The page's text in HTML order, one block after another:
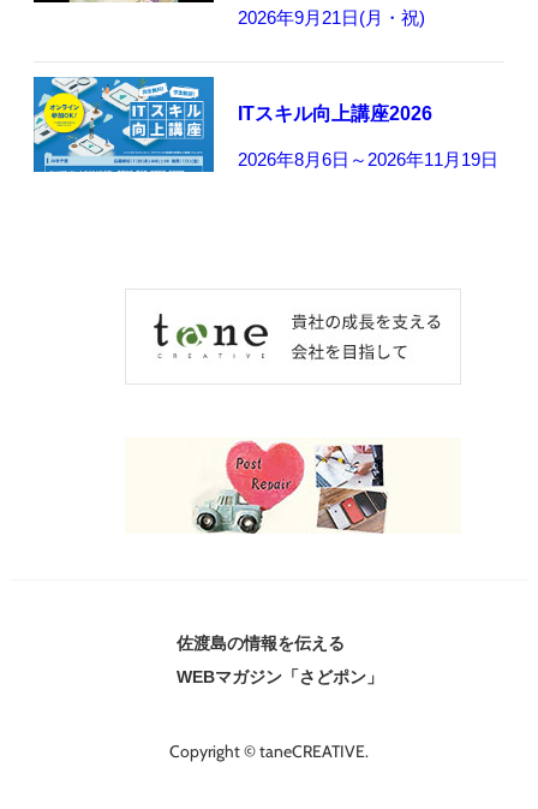
2026年9月21日(月・祝)
ITスキル向上講座2026
2026年8月6日～2026年11月19日
佐渡島の情報を伝える
WEBマガジン「さどポン」
Copyright © taneCREATIVE.